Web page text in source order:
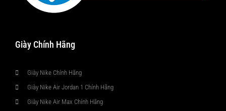
Giày Chính Hãng
Giày Nike Chính Hãng
Giày Nike Air Jordan 1 Chính Hãng
Giày Nike Air Max Chính Hãng